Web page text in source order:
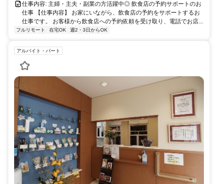
仕事内容: 主婦・主夫・副業の方活躍中◎ 飲食店の予約サポートのお
仕事 【仕事内容】 お家にいながら、飲食店の予約をサポートするお
仕事です。 お客様から飲食店への予約依頼を受け取り、電話でお店...
フルリモート 在宅OK 週2・3日からOK
アルバイト・パート